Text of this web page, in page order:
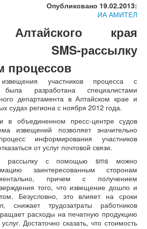
Опубликовано 19.02.2013:
ИА АМИТЕЛ
края
SMS-рассылку
процессов
участников процесса с
разработана специалистами
департамента в Алтайском крае и
судах региона с ноября 2012 года.
в объединенном пресс-центре судов
извещений позволяет значительно
информирования участников
от услуг почтовой связи.
рассылку с помощью sms можно
заинтересованным сторонам
причем с получением
того, что извещение дошло и
Безусловно, это влияет на сроки
снижает трудозатраты работников
расходы на печатную продукцию
Достаточно сказать, что стоимость